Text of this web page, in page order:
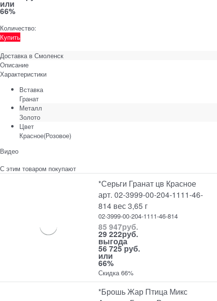
или
66%
Количество:
Купить
Доставка в Смоленск
Описание
Характеристики
Вставка
Гранат
Металл
Золото
Цвет
Красное(Розовое)
Видео
С этим товаром покупают
*Серьги Гранат цв Красное
арт. 02-3999-00-204-1111-46-
814 вес 3,65 г
02-3999-00-204-1111-46-814
85 947руб.
29 222руб.
выгода
56 725 руб.
или
66%
Скидка 66%
*Брошь Жар Птица Микс